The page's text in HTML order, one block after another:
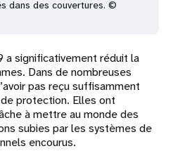
dans des couvertures. ©
a significativement réduit la
Dans de nombreuses
pas reçu suffisamment
protection. Elles ont
à mettre au monde des
subies par les systèmes de
encourus.